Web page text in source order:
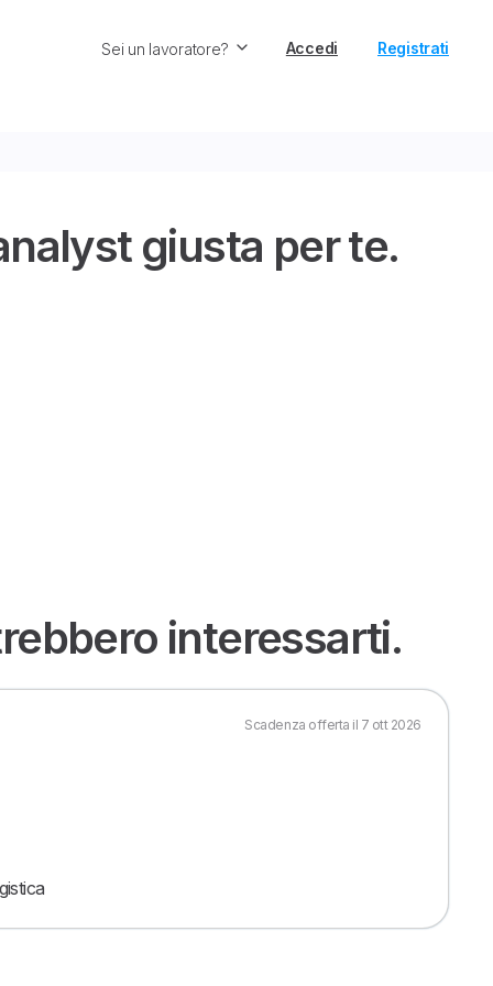
Sei un lavoratore? Accedi Registrati
giusta per te.
interessarti.
Scadenza offerta il 7 ott 2026